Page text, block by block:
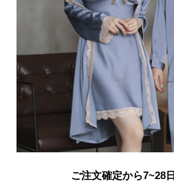
ご注文確定から7~28